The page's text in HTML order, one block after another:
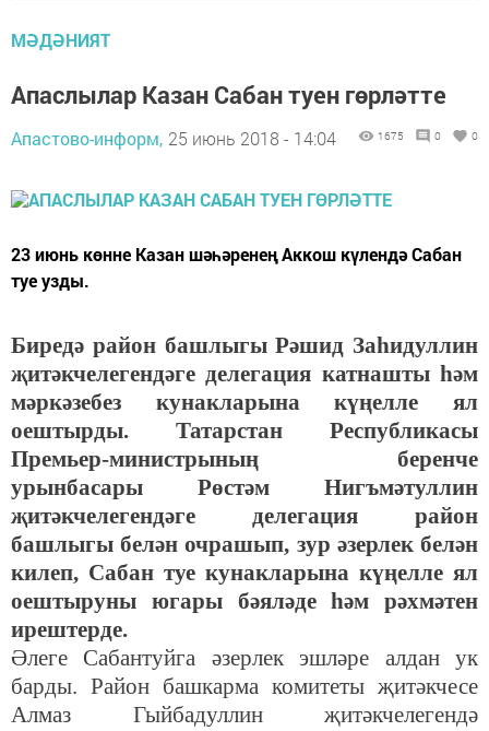
МӘДӘНИЯТ
Апаслылар Казан Сабан туен гөрләтте
Апастово-информ, 25 июнь 2018 - 14:04 1675 0 0
23 июнь көнне Казан шәһәренең Аккош күлендә Сабан
туе узды.
Биредә район башлыгы Рәшид Заһидуллин
җитәкчелегендәге делегация катнашты һәм
мәркәзебез кунакларына күңелле ял
оештырды. Татарстан Республикасы
Премьер-министрының беренче
урынбасары Рөстәм Нигъмәтуллин
җитәкчелегендәге делегация район
башлыгы белән очрашып, зур әзерлек белән
килеп, Сабан туе кунакларына күңелле ял
оештыруны югары бәяләде һәм рәхмәтен
ирештерде.
Әлеге Сабантуйга әзерлек эшләре алдан ук
барды. Район башкарма комитеты җитәкчесе
Алмаз Гыйбадуллин җитәкчелегендә